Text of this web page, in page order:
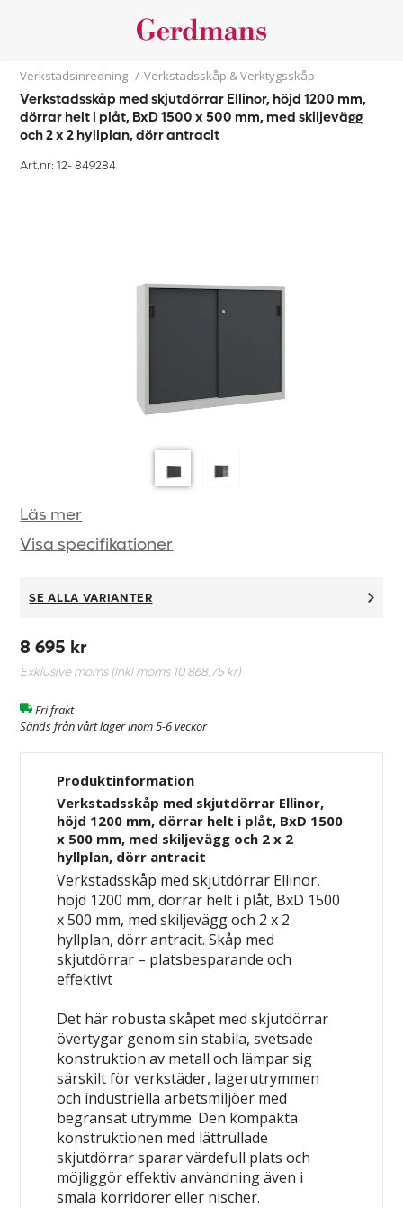
Verkstadsinredning / Verkstadsskåp & Verktygsskåp
Verkstadsskåp med skjutdörrar Ellinor, höjd 1200 mm,
dörrar helt i plåt, BxD 1500 x 500 mm, med skiljevägg
och 2 x 2 hyllplan, dörr antracit
Art.nr: 12-849284
Läs mer
Visa specifikationer
SE ALLA VARIANTER
8 695 kr
Exklusive moms (Inkl moms 10 868,75 kr)
Fri frakt
Sänds från vårt lager inom 5-6 veckor
Produktinformation
Verkstadsskåp med skjutdörrar Ellinor,
höjd 1200 mm, dörrar helt i plåt, BxD 1500
x 500 mm, med skiljevägg och 2 x 2
hyllplan, dörr antracit
Verkstadsskåp med skjutdörrar Ellinor,
höjd 1200 mm, dörrar helt i plåt, BxD 1500
x 500 mm, med skiljevägg och 2 x 2
hyllplan, dörr antracit.Skåp med
skjutdörrar – platsbesparande och
effektivt
Det här robusta skåpet med skjutdörrar
övertygar genom sin stabila, svetsade
konstruktion av metall och lämpar sig
särskilt för verkstäder, lagerutrymmen
och industriella arbetsmiljöer med
begränsat utrymme. Den kompakta
konstruktionen med lättrullade
skjutdörrar sparar värdefull plats och
möjliggör effektiv användning även i
smala korridorer eller nischer.